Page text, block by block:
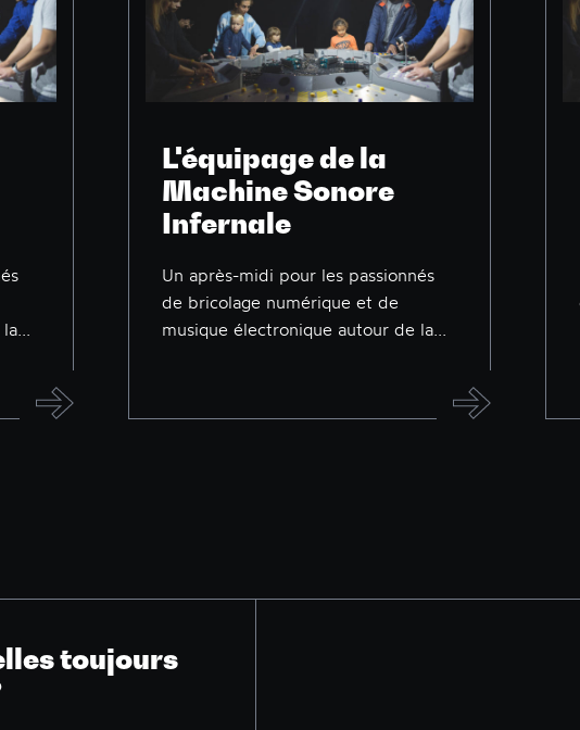
L'équipage de la
Machine Sonore
Infernale
Un après-midi pour les passionnés
de bricolage numérique et de
musique électronique autour de la...
toujours